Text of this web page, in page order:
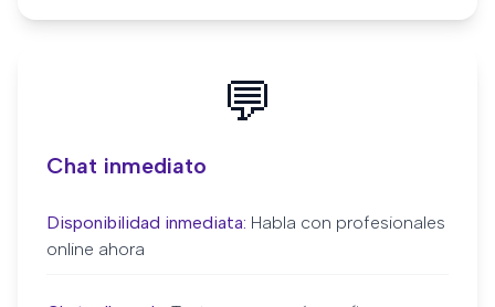
💬
Chat inmediato
Disponibilidad inmediata: Habla con profesionales
online ahora